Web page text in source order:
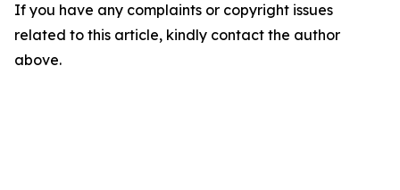
If you have any complaints or copyright issues
related to this article, kindly contact the author
above.